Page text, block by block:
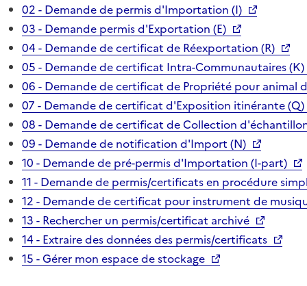
02 - Demande de permis d'Importation (I)
03 - Demande permis d'Exportation (E)
04 - Demande de certificat de Réexportation (R)
05 - Demande de certificat Intra-Communautaires (K)
06 - Demande de certificat de Propriété pour animal
07 - Demande de certificat d'Exposition itinérante (Q)
08 - Demande de certificat de Collection
09 - Demande de notification d'Import (N)
10 - Demande de pré-permis d'Importation (I-part)
11 - Demande de permis/certificats en procédure
12 - Demande de certificat pour instrument de
13 - Rechercher un permis/certificat archivé
14 - Extraire des données des permis/certificats
15 - Gérer mon espace de stockage